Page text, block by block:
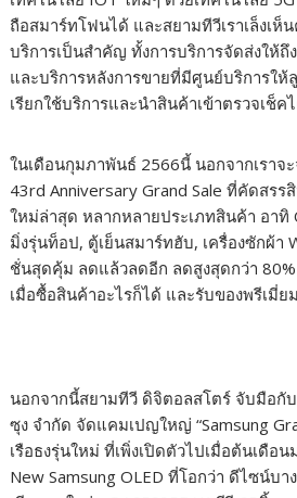
ถือสมาร์ทโฟนได้ และสยามทีวีเราเล็งเห็
บริการเป็นสำคัญ ทั้งการบริการจัดส่งให้
และบริการหลังการขายที่มีศูนย์บริการให้
เรียกใช้บริการและนำสินค้าเข้าตรวจเช็ค
ในเดือนกุมภาพันธ์ 2566นี้ นอกจากเรา
43rd Anniversary Grand Sale ที่คัดสร
ใหม่ล่าสุด หลากหลายประเภทสินค้า อาทิ
มิ่งรุ่นท็อป, ตู้เย็นสมาร์ทฮับ, เครื่องซักผ้า
ชั่นสุดคุ้ม ลดแล้วลดอีก ลดสูงสุดกว่า
เมื่อซื้อสินค้าอะไรก็ได้ และรับของพรีเมี่ย
นอกจากนี้สยามทีวี ดิจิตอลสโตร์ จับมือกั
ซุง จำกัด จัดแคมเปญใหญ่ “Samsung
เรือธงรุ่นใหม่ ที่เพิ่งเปิดตัวไปเมื่อต้นเดือ
New Samsung OLED ที่โอกว่า ดีไซน์บ